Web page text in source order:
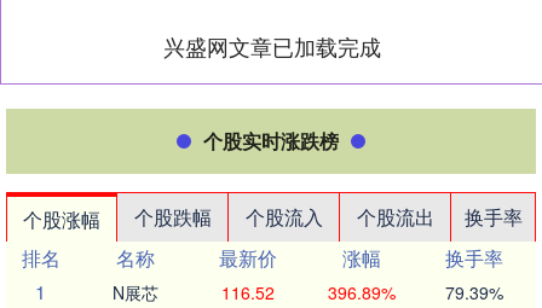
兴盛网文章已加载完成
个股实时涨跌榜
个股涨幅 个股跌幅 个股流入 个股流出
换手率
排名
名称 最新价 涨幅
换手率
1
N展芯 116.52 396.89% 79.39%